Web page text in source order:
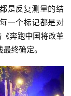
是反复测量的结
一个标记都是对
奔跑中国将改革
终确定。